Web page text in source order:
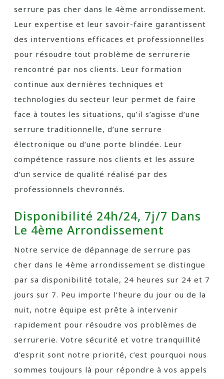
serrure pas cher dans le 4ème arrondissement.
Leur expertise et leur savoir-faire garantissent
des interventions efficaces et professionnelles
pour résoudre tout problème de serrurerie
rencontré par nos clients. Leur formation
continue aux dernières techniques et
technologies du secteur leur permet de faire
face à toutes les situations, qu’il s’agisse d’une
serrure traditionnelle, d’une serrure
électronique ou d’une porte blindée. Leur
compétence rassure nos clients et les assure
d’un service de qualité réalisé par des
professionnels chevronnés.
Disponibilité 24h/24, 7j/7 Dans
Le 4ème Arrondissement
Notre service de dépannage de serrure pas
cher dans le 4ème arrondissement se distingue
par sa disponibilité totale, 24 heures sur 24 et 7
jours sur 7. Peu importe l’heure du jour ou de la
nuit, notre équipe est prête à intervenir
rapidement pour résoudre vos problèmes de
serrurerie. Votre sécurité et votre tranquillité
d’esprit sont notre priorité, c’est pourquoi nous
sommes toujours là pour répondre à vos appels